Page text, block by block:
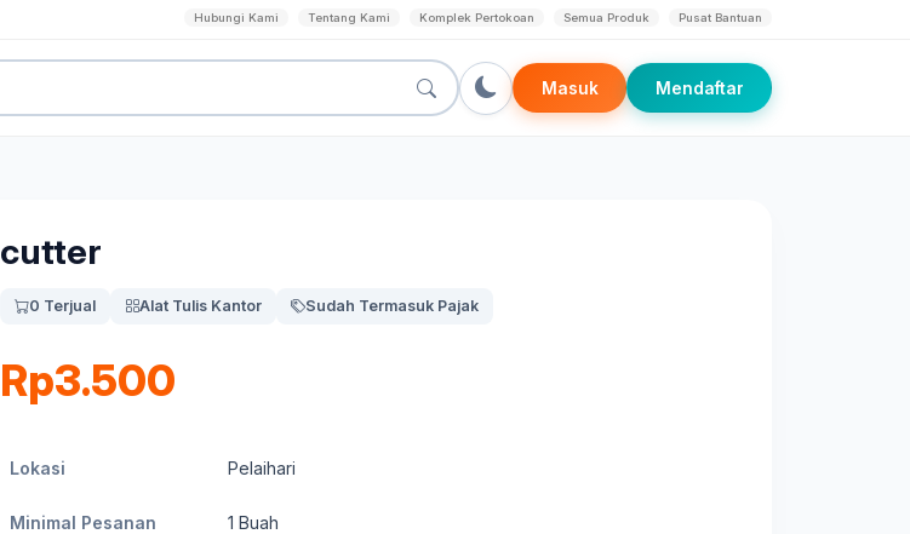
Hubungi Kami Tentang Kami Komplek Pertokoan Semua Produk Pusat Bantuan
Masuk Mendaftar
cutter
0 Terjual Alat Tulis Kantor Sudah Termasuk Pajak
Rp3.500
Lokasi Pelaihari
Minimal Pesanan 1 Buah